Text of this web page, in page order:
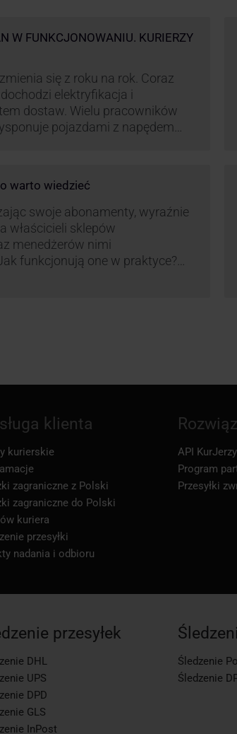
W FUNKCJONOWANIU. KURIERZY
się z roku na rok. Coraz
elektryfikacja i
dostaw. Wielu pracowników
pojazdami z napędem
również InPost. To
sprzeciw pracowników …
warto wiedzieć
swoje abonamenty, wyraźnie
właścicieli sklepów
menedżerów nimi
funkcjonują one w praktyce?
klienta
kurierskie
zagraniczne z Polski
zagraniczne do Polski
kuriera
przesyłki
nadania i odbioru
API KurJerzy
Program
Przesyłki
przesyłek
DHL
UPS
DPD
GLS
InPost
Śledzenie
Śledzenie